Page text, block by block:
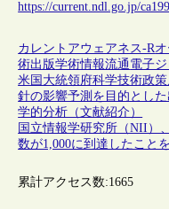
https://current.ndl.go.jp/
カレントアウェアネス-R
術出版学術情報流通 電子
米国大統領府科学技術政
針の影響予測を目的とし
学的分析（文献紹介）
国立情報学研究所（NII）
数が1,000に到達したこと
累計アクセス数:1665